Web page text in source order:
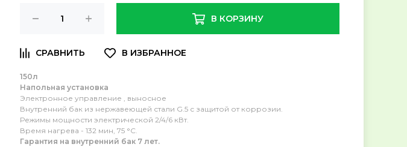
В КОРЗИНУ
150л
Напольная установка
Электронное управление , выносное
Внутренний бак из нержавеющей стали G.5 с защитой от коррозии.
Режимы мощности электрической 2/4/6 кВт.
Время нагрева - 132 мин, 75 °С.
Гарантия на внутренний бак 7 лет.